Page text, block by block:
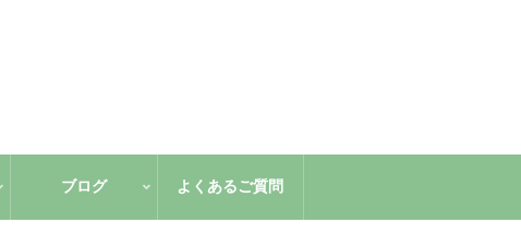
ブログ よくあるご質問